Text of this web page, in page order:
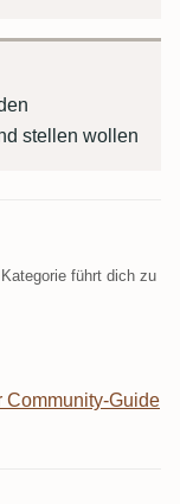
stellen wollen
führt dich zu
Community-Guide